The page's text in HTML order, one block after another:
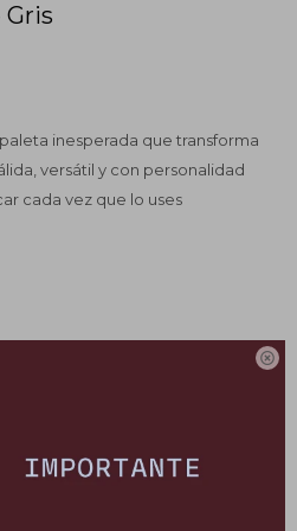

inesperada que transforma
versátil y con personalidad
cada vez que lo uses
ITAÚ